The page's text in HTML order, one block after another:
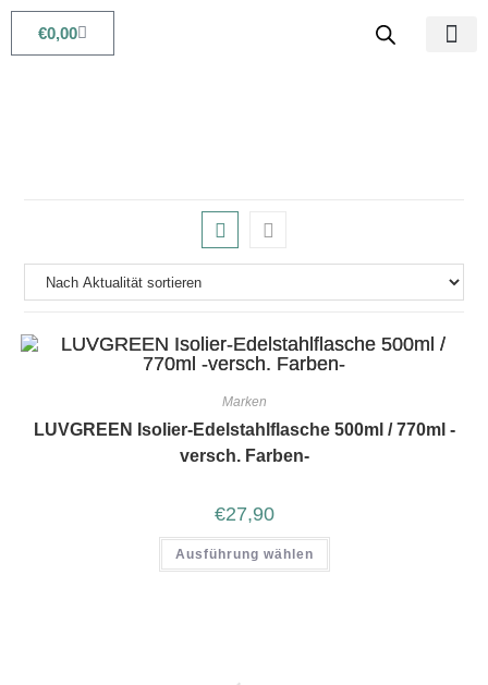
€0,00
Marken
LUVGREEN Isolier-Edelstahlflasche 500ml / 770ml -
versch. Farben-
€27,90
Ausführung wählen